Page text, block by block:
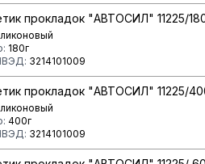
прокладок "АВТОСИЛ" 11225/
180г
3214101009
прокладок "АВТОСИЛ" 11225/
400г
3214101009